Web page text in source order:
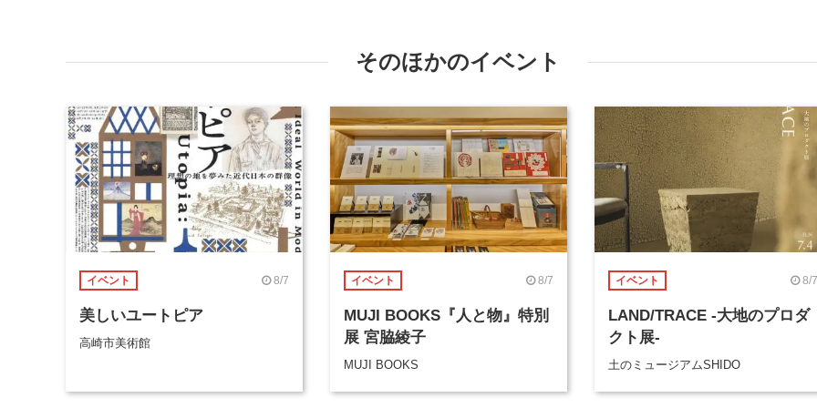
そのほかのイベント
イベント 8/7
美しいユートピア
高崎市美術館
イベント 8/7
MUJI BOOKS『人と物』特別
展 宮脇綾子
MUJI BOOKS
イベント 8/7
LAND/TRACE -大地のプロダ
クト展-
土のミュージアムSHIDO